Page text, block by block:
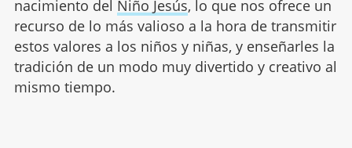
nacimiento del Niño Jesús, lo que nos ofrece un
recurso de lo más valioso a la hora de transmitir
estos valores a los niños y niñas, y enseñarles la
tradición de un modo muy divertido y creativo al
mismo tiempo.